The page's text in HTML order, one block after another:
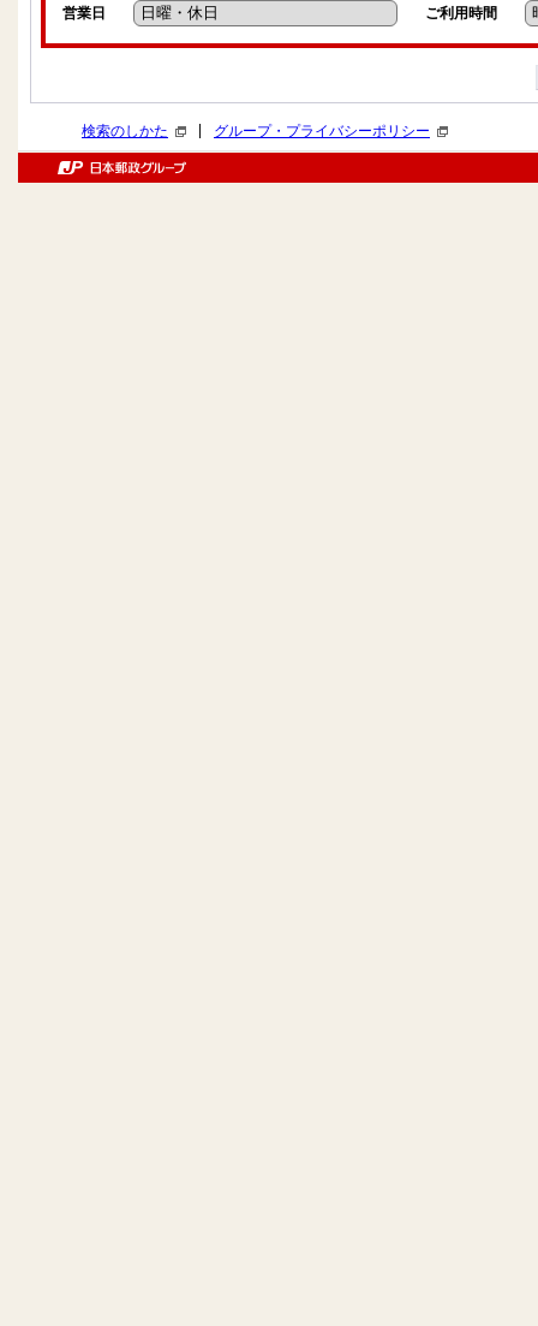
営業日 ご利用時間
検索のしかた グループ・プライバシーポリシー